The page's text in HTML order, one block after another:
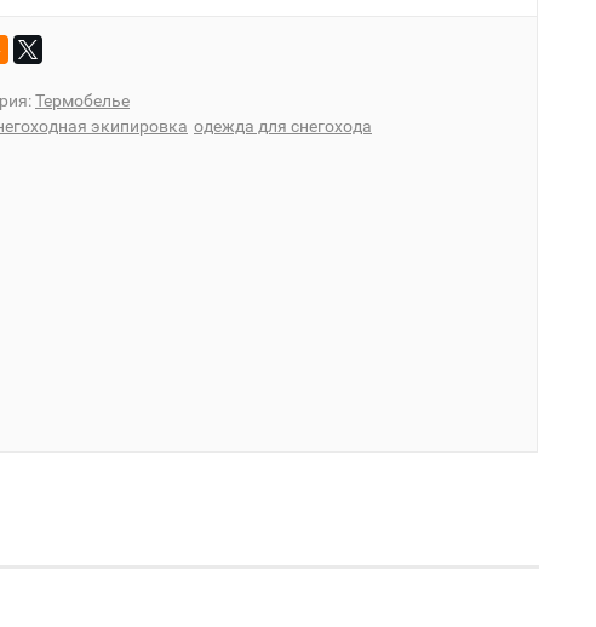
Термобелье
экипировка одежда для снегохода